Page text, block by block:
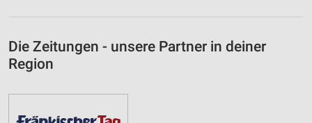
Die Zeitungen - unsere Partner in deiner
Region